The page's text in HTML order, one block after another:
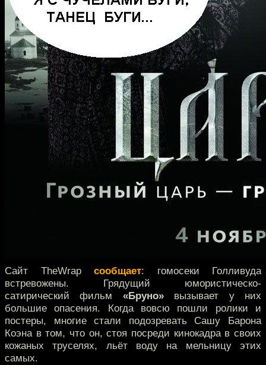
Сайт TheWrap сообщает: гомосеки Голливуда
встревожены. Грядущий юмористическо-
сатирический фильм «Бруно»вызывает у них
большие опасения. Когда вовсю пошли ролики и
постеры, многие стали подозревать Сашу Барона
Коэна в том, что он, стоя посреди кинокадра в своих
кожаных труселях, льёт воду на мельницу этих
самых.